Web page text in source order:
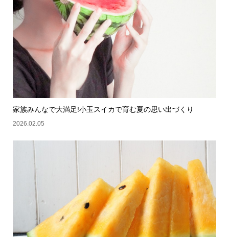
家族みんなで大満足!小玉スイカで育む夏の思い出づくり
2026.02.05